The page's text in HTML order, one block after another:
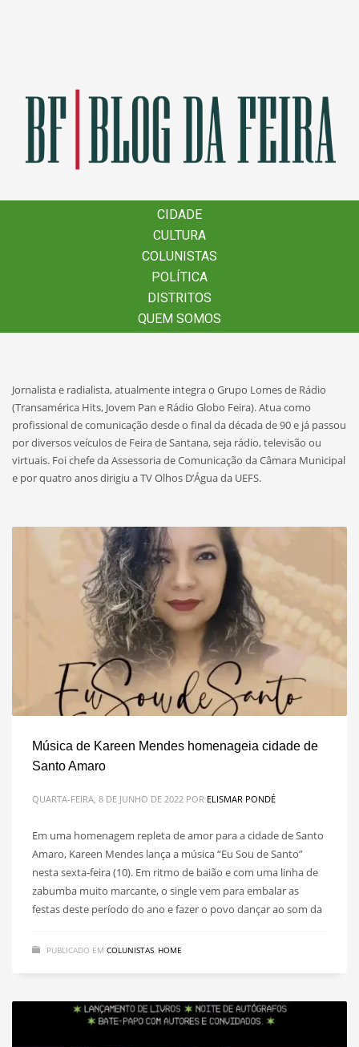
CIDADE
CULTURA
COLUNISTAS
POLÍTICA
DISTRITOS
QUEM SOMOS
CIDADE
CULTURA
COLUNISTAS
POLÍTICA
DISTRITOS
QUEM SOMOS
Jornalista e radialista, atualmente integra o Grupo Lomes de Rádio
(Transamérica Hits, Jovem Pan e Rádio Globo Feira). Atua como
profissional de comunicação desde o final da década de 90 e já passou
por diversos veículos de Feira de Santana, seja rádio, televisão ou
virtuais. Foi chefe da Assessoria de Comunicação da Câmara Municipal
e por quatro anos dirigiu a TV Olhos D’Água da UEFS.
Música de Kareen Mendes homenageia cidade de
Santo Amaro
QUARTA-FEIRA, 8 DE JUNHO DE 2022 POR ELISMAR PONDÉ
Em uma homenagem repleta de amor para a cidade de Santo
Amaro, Kareen Mendes lança a música “Eu Sou de Santo”
nesta sexta-feira (10). Em ritmo de baião e com uma linha de
zabumba muito marcante, o single vem para embalar as
festas deste período do ano e fazer o povo dançar ao som da
PUBLICADO EM COLUNISTAS, HOME